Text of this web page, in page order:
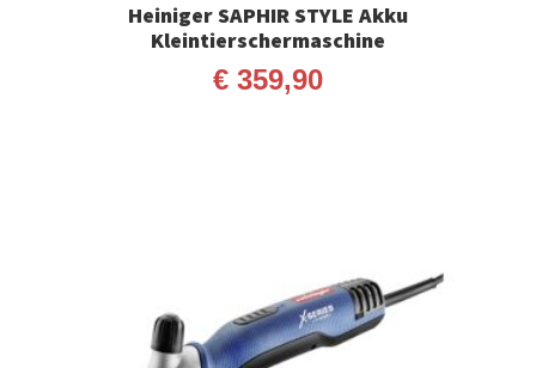
Heiniger SAPHIR STYLE Akku
Kleintierschermaschine
€359,90